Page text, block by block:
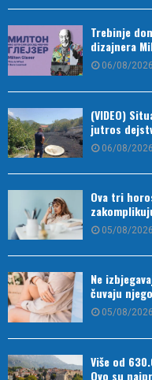
Trebinje
dizajnera
06/08/2026
(VIDEO)
jutros
06/08/2026
Ova tri
05/08/2026
Ne
čuvaju
05/08/2026
Više od
Ovo su